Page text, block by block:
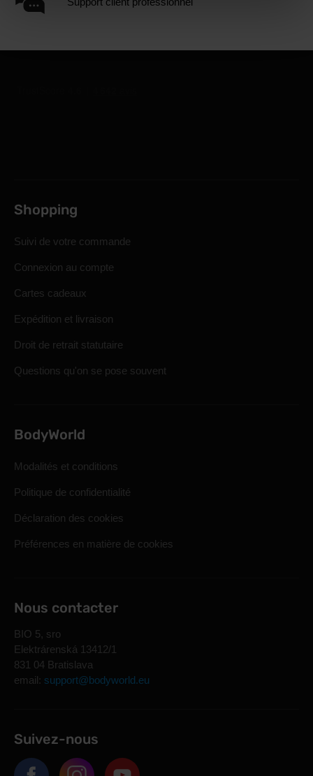
Shopping
Suivi de votre commande
Connexion au compte
Cartes cadeaux
Expédition et livraison
Droit de retrait statutaire
Questions qu'on se pose souvent
BodyWorld
Modalités et conditions
Politique de confidentialité
Déclaration des cookies
Préférences en matière de cookies
Nous contacter
BIO 5, sro
Elektrárenská 13412/1
831 04 Bratislava
email: support@bodyworld.eu
Suivez-nous